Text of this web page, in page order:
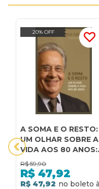
20% OFF
A SOMA E O RESTO:
UM OLHAR SOBRE A
VIDA AOS 80 ANOS:
UM OLHAR SOBRE A
VIDA AOS 80 ANOS
R$ 59,90
R$ 47,92
R$ 47,92